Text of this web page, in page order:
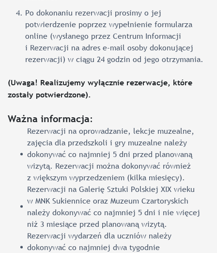
Po dokonaniu rezerwacji prosimy o jej
potwierdzenie poprzez wypełnienie formularza
online (wysłanego przez Centrum Informacji
i Rezerwacji na adres e-mail osoby dokonującej
rezerwacji) w ciągu 24 godzin od jego otrzymania.
(Uwaga! Realizujemy wyłącznie rezerwacje, które
zostały potwierdzone).
Ważna informacja:
Rezerwacji na oprowadzanie, lekcje muzealne,
zajęcia dla przedszkoli i gry muzealne należy
dokonywać co najmniej 5 dni przed planowaną
wizytą. Rezerwacji można dokonywać również
z większym wyprzedzeniem (kilka miesięcy).
Rezerwacji na Galerię Sztuki Polskiej XIX wieku
w MNK Sukiennice oraz Muzeum Czartoryskich
należy dokonywać co najmniej 5 dni i nie więcej
niż 3 miesiące przed planowaną wizytą.
Rezerwacji wydarzeń dla uczniów należy
dokonywać co najmniej dwa tygodnie